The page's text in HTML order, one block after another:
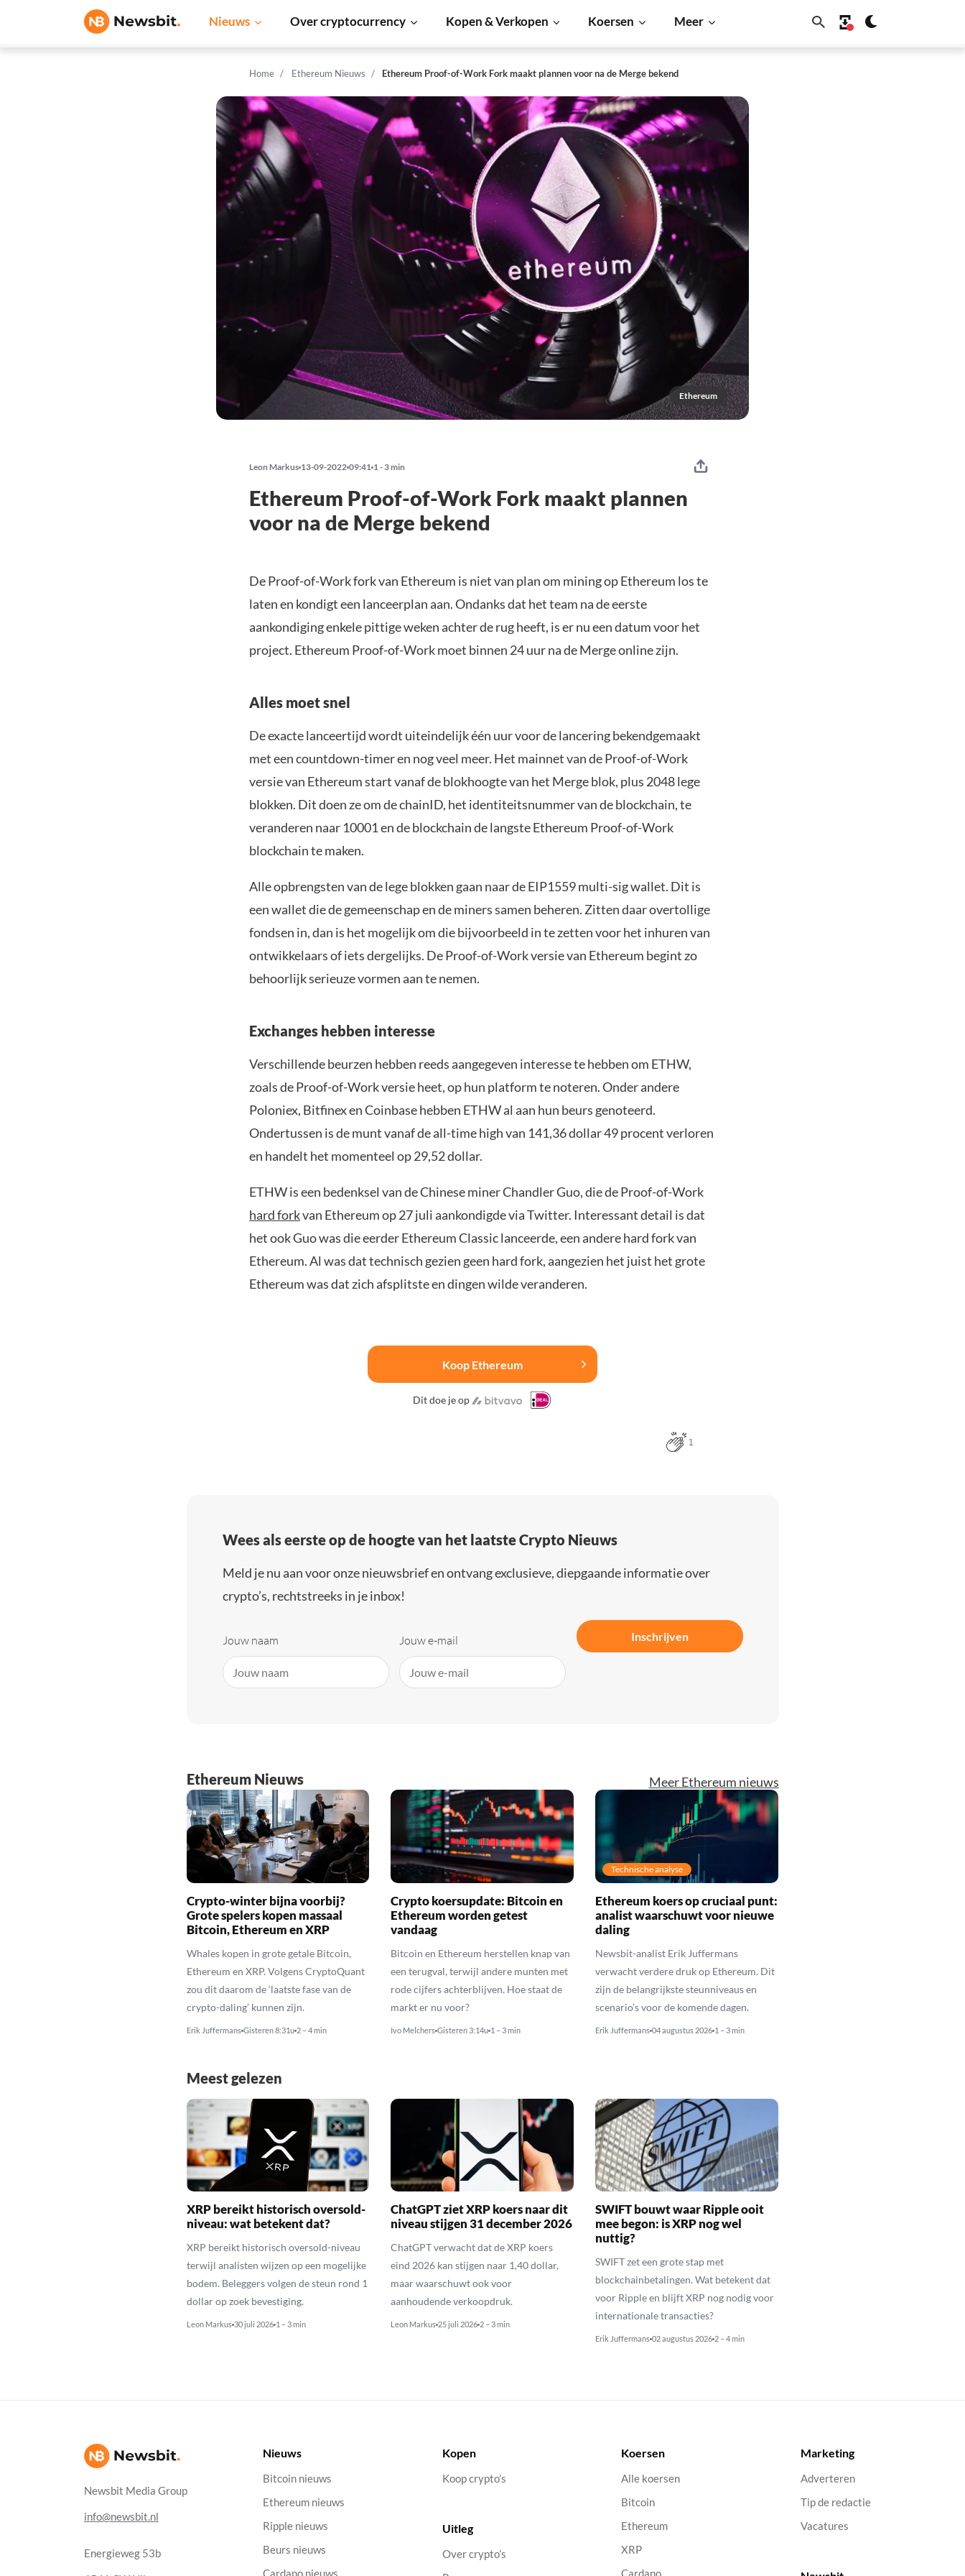
Nieuws Over cryptocurrency Kopen & Verkopen Koersen Meer
Home Ethereum Nieuws Ethereum Proof-of-Work Fork maakt plannen voor na de Merge bekend
Ethereum
Leon Markus 13-09-2022 09:41 1 - 3 min
Ethereum Proof-of-Work Fork maakt plannen
voor na de Merge bekend
De Proof-of-Work fork van Ethereum is niet van plan om mining op Ethereum los te
laten en kondigt een lanceerplan aan. Ondanks dat het team na de eerste
aankondiging enkele pittige weken achter de rug heeft, is er nu een datum voor het
project. Ethereum Proof-of-Work moet binnen 24 uur na de Merge online zijn.
Alles moet snel
De exacte lanceertijd wordt uiteindelijk één uur voor de lancering bekendgemaakt
met een countdown-timer en nog veel meer. Het mainnet van de Proof-of-Work
versie van Ethereum start vanaf de blokhoogte van het Merge blok, plus 2048 lege
blokken. Dit doen ze om de chainID, het identiteitsnummer van de blockchain, te
veranderen naar 10001 en de blockchain de langste Ethereum Proof-of-Work
blockchain te maken.
Alle opbrengsten van de lege blokken gaan naar de EIP1559 multi-sig wallet. Dit is
een wallet die de gemeenschap en de miners samen beheren. Zitten daar overtollige
fondsen in, dan is het mogelijk om die bijvoorbeeld in te zetten voor het inhuren van
ontwikkelaars of iets dergelijks. De Proof-of-Work versie van Ethereum begint zo
behoorlijk serieuze vormen aan te nemen.
Exchanges hebben interesse
Verschillende beurzen hebben reeds aangegeven interesse te hebben om ETHW,
zoals de Proof-of-Work versie heet, op hun platform te noteren. Onder andere
Poloniex, Bitfinex en Coinbase hebben ETHW al aan hun beurs genoteerd.
Ondertussen is de munt vanaf de all-time high van 141,36 dollar 49 procent verloren
en handelt het momenteel op 29,52 dollar.
ETHW is een bedenksel van de Chinese miner Chandler Guo, die de Proof-of-Work
hard forkvan Ethereum op 27 juli aankondigde via Twitter. Interessant detail is dat
het ook Guo was die eerder Ethereum Classic lanceerde, een andere hard fork van
Ethereum. Al was dat technisch gezien geen hard fork, aangezien het juist het grote
Ethereum was dat zich afsplitste en dingen wilde veranderen.
Koop Ethereum
Dit doe je op
1
Wees als eerste op de hoogte van het laatste Crypto Nieuws
Meld je nu aan voor onze nieuwsbrief en ontvang exclusieve, diepgaande informatie over
crypto’s, rechtstreeks in je inbox!
Jouw naam Jouw e-mail Inschrijven
Ethereum Nieuws Meer Ethereum nieuws
Crypto-winter bijna voorbij?
Grote spelers kopen massaal
Bitcoin, Ethereum en XRP
Whales kopen in grote getale Bitcoin,
Ethereum en XRP. Volgens CryptoQuant
zou dit daarom de ‘laatste fase van de
crypto-daling’ kunnen zijn.
Erik Juffermans Gisteren 8:31u 2 – 4 min
Crypto koersupdate: Bitcoin en
Ethereum worden getest
vandaag
Bitcoin en Ethereum herstellen knap van
een terugval, terwijl andere munten met
rode cijfers achterblijven. Hoe staat de
markt er nu voor?
Ivo Melchers Gisteren 3:14u 1 – 3 min
Technische analyse
Ethereum koers op cruciaal punt:
analist waarschuwt voor nieuwe
daling
Newsbit-analist Erik Juffermans
verwacht verdere druk op Ethereum. Dit
zijn de belangrijkste steunniveaus en
scenario’s voor de komende dagen.
Erik Juffermans 04 augustus 2026 1 – 3 min
Meest gelezen
XRP bereikt historisch oversold-
niveau: wat betekent dat?
XRP bereikt historisch oversold-niveau
terwijl analisten wijzen op een mogelijke
bodem. Beleggers volgen de steun rond 1
dollar op zoek bevestiging.
Leon Markus 30 juli 2026 1 – 3 min
ChatGPT ziet XRP koers naar dit
niveau stijgen 31 december 2026
ChatGPT verwacht dat de XRP koers
eind 2026 kan stijgen naar 1,40 dollar,
maar waarschuwt ook voor
aanhoudende verkoopdruk.
Leon Markus 25 juli 2026 2 – 3 min
SWIFT bouwt waar Ripple ooit
mee begon: is XRP nog wel
nuttig?
SWIFT zet een grote stap met
blockchainbetalingen. Wat betekent dat
voor Ripple en blijft XRP nog nodig voor
internationale transacties?
Erik Juffermans 02 augustus 2026 2 – 4 min
Newsbit Media Group
info@newsbit.nl
Energieweg 53b
Nieuws
Bitcoin nieuws
Ethereum nieuws
Ripple nieuws
Beurs nieuws
Cardano nieuws
Kopen
Koop crypto’s
Uitleg
Over crypto’s
Koersen
Alle koersen
Bitcoin
Ethereum
XRP
Cardano
Marketing
Adverteren
Tip de redactie
Vacatures